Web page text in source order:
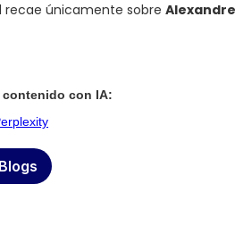
recae únicamente sobre
contenido con IA: